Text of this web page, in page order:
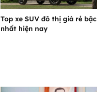
Top xe SUV đô thị giá rẻ bậc
nhất hiện nay